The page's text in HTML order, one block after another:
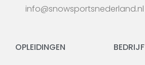
info@snowsportsnederland.nl
OPLEIDINGEN BEDRIJF